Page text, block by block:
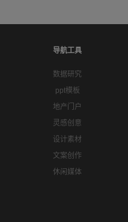
导航工具
数据研究
ppt模板
地产门户
灵感创意
设计素材
文案创作
休闲媒体